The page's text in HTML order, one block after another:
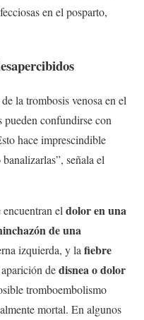
en el posparto,
la trombosis venosa en el
pueden confundirse con
hace imprescindible
señala el
el dolor en una
de una
izquierda, y la fiebre
dedisnea o dolor
tromboembolismo
mortal. En algunos